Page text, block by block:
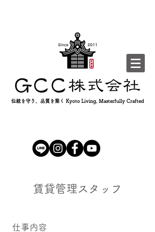
伝統を守り、品質を築く Kyoto Living, Masterfully Crafted
賃貸管理スタッフ
仕事内容